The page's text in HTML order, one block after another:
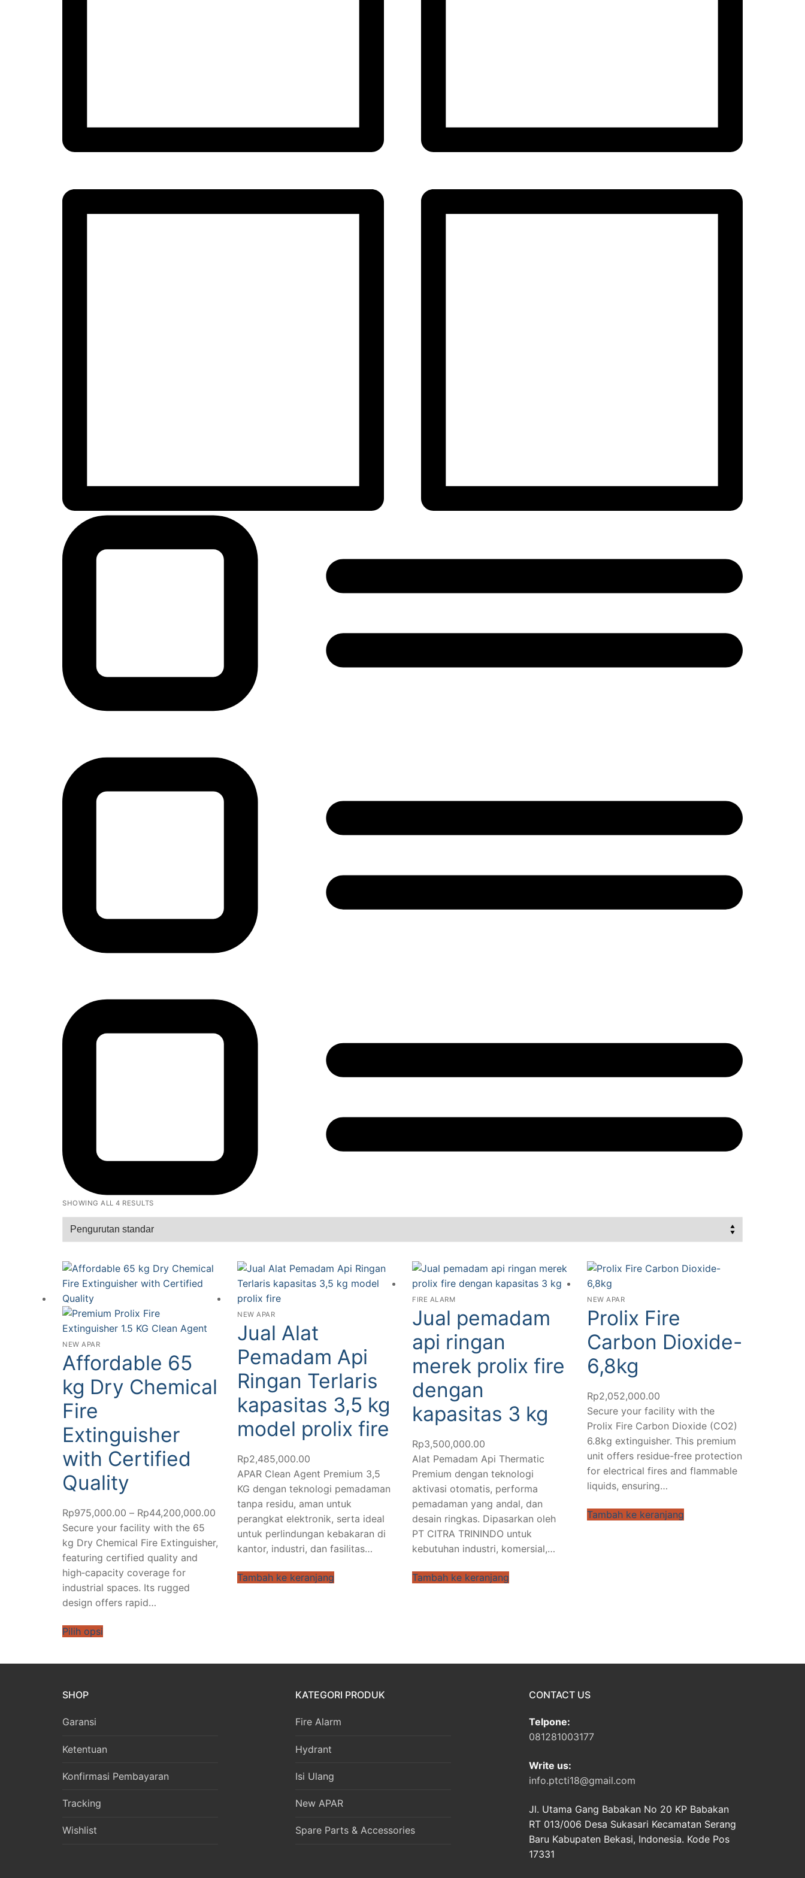
SHOWING ALL 4 RESULTS
NEW APAR
Affordable 65
kg Dry Chemical
Fire
Extinguisher
with Certified
Quality
Rp975,000.00 – Rp44,200,000.00 Rentang
harga:
Rp975,000.00
Rp44,200,000.00
Secure your facility with the 65
kg Dry Chemical Fire Extinguisher,
featuring certified quality and
high‑capacity coverage for
industrial spaces. Its rugged
design offers rapid…
Pilih opsi
NEW APAR
Jual Alat
Pemadam Api
Ringan Terlaris
kapasitas 3,5 kg
model prolix fire
Rp2,485,000.00
APAR Clean Agent Premium 3,5
KG dengan teknologi pemadaman
tanpa residu, aman untuk
perangkat elektronik, serta ideal
untuk perlindungan kebakaran di
kantor, industri, dan fasilitas…
Tambah ke keranjang
FIRE ALARM
Jual pemadam
api ringan
merek prolix fire
dengan
kapasitas 3 kg
Rp3,500,000.00
Alat Pemadam Api Thermatic
Premium dengan teknologi
aktivasi otomatis, performa
pemadaman yang andal, dan
desain ringkas. Dipasarkan oleh
PT CITRA TRININDO untuk
kebutuhan industri, komersial,…
Tambah ke keranjang
NEW APAR
Prolix Fire
Carbon Dioxide-
6,8kg
Rp2,052,000.00
Secure your facility with the
Prolix Fire Carbon Dioxide (CO2)
6.8kg extinguisher. This premium
unit offers residue-free protection
for electrical fires and flammable
liquids, ensuring…
Tambah ke keranjang
SHOP
Garansi
Ketentuan
Konfirmasi Pembayaran
Tracking
Wishlist
KATEGORI PRODUK
Fire Alarm
Hydrant
Isi Ulang
New APAR
Spare Parts & Accessories
CONTACT US
Telpone:
081281003177
Write us:
info.ptcti18@gmail.com
Jl. Utama Gang Babakan No 20 KP Babakan
RT 013/006 Desa Sukasari Kecamatan Serang
Baru Kabupaten Bekasi, Indonesia. Kode Pos
17331